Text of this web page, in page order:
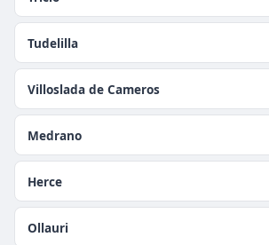
Tudelilla
Villoslada de Cameros
Medrano
Herce
Ollauri